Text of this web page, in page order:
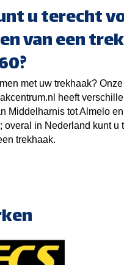
u terecht
van een
met uw trekhaak?
heeft
Middelharnis tot Almelo
overal in Nederland kunt u
trekhaak.